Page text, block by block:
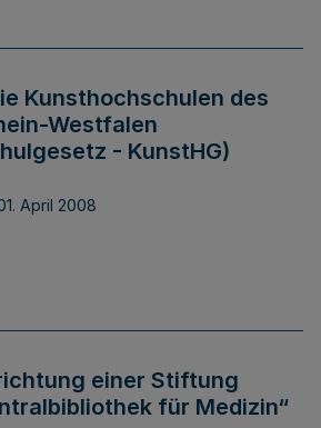
Kunsthochschulen des
Westfalen
- KunstHG)
April 2008
einer Stiftung
für Medizin“